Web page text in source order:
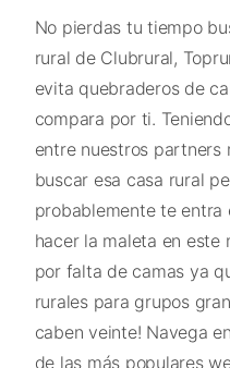
No pierdas tu tiempo
rural de Clubrural,
evita quebraderos de
compara por ti.
entre nuestros partners
buscar esa casa rural
probablemente te entra
hacer la maleta en este
por falta de camas ya
rurales para grupos
caben veinte! Navega
de las más populares